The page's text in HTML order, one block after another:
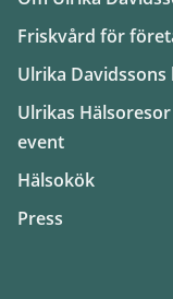
Friskvård för
Ulrika Davidssons
Ulrikas
event
Hälsokök
Press